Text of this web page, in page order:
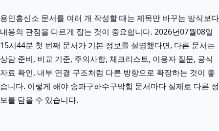
용인흥신소 문서를 여러 개 작성할 때는 제목만 바꾸는 방식보다
내용의 관점을 다르게 잡는 것이 중요합니다. 2026년07월08일
15시44분 첫 번째 문서가 기본 정보를 설명했다면, 다른 문서는
상담 준비, 비교 기준, 주의사항, 체크리스트, 이용자 질문, 공식
자료 확인, 내부 연결 구조처럼 다른 방향으로 확장하는 것이 좋
습니다. 이렇게 해야 송파구하수구막힘 문서마다 실제로 다른 정
보를 담을 수 있습니다.